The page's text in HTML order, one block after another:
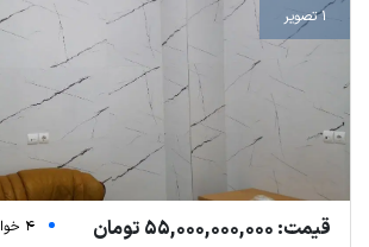
1 تصویر
قیمت: 55,000,000,000 تومان
4 خواب